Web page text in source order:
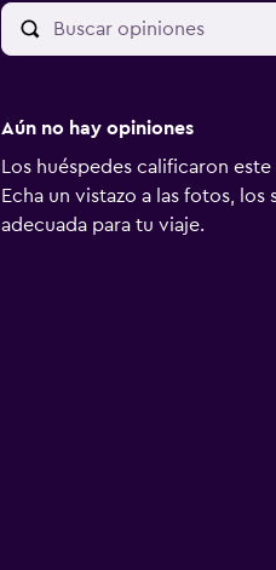
Aún no hay opiniones
Los huéspedes calificaron
Echa un vistazo a las fotos,
adecuada para tu viaje.